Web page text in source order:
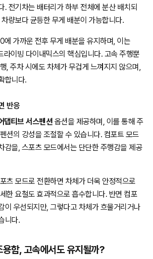
. 전기차는 배터리가 하부 전체에 분산 배치되
량보다 균등한 무게 배분이 가능합니다.
가까운 전후 무게 배분을 유지하며, 이는
이빙 다이내믹스의 핵심입니다. 고속 주행뿐
, 주차 시에도 차체가 무겁게 느껴지지 않으며,
합니다.
반응
댑티브 서스펜션 옵션을 제공하며, 이를 통해 주
션의 강성을 조절할 수 있습니다. 컴포트 모드
감을, 스포츠 모드에서는 단단한 주행감을 제공
츠 모드로 전환하면 차체가 더욱 안정적으로
한 요철도 효과적으로 흡수합니다. 반면 컴포
이 우선되지만, 그렇다고 차체가 흐물거리거나
니다.
함, 고속에서도 유지될까?